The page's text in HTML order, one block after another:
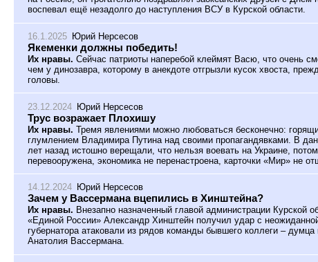
воспевал ещё незадолго до наступления ВСУ в Курской области.
16.1.2025 Юрий Нерсесов
Якеменки должны победить!
Их нравы. Сейчас патриоты наперебой клеймят Васю, что очень
чем у динозавра, которому в анекдоте отгрызли кусок хвоста,
головы.
23.12.2024 Юрий Нерсесов
Трус возражает Плохишу
Их нравы. Тремя явлениями можно любоваться бесконечно:
глумлением Владимира Путина над своими пропагандявками. В
лет назад истошно верещали, что нельзя воевать на Украине,
перевооружена, экономика не перенастроена, карточки «Мир» не
14.12.2024 Юрий Нерсесов
Зачем у Вассермана вцепились в Хинштейна?
Их нравы. Внезапно назначенный главой администрации Курской
«Единой России» Александр Хинштейн получил удар с
губернатора атаковали из рядов команды бывшего коллеги –
Анатолия Вассермана.